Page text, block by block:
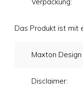
Das Produkt ist mit
Maxton
Disclaimer: